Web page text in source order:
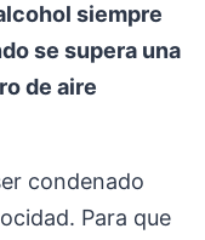
siempre
se supera una
de aire
condenado
Para que